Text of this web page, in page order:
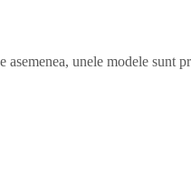
unele modele sunt